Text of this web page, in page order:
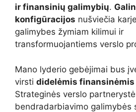
ir finansinių galimybių.
konfigūracijos nušviečia
galimybes žymiam kilimui ir
transformuojantiems verslo
Mano lyderio gebėjimai bus
virsti didelėmis finansinėmis
Strateginės verslo
bendradarbiavimo galimybės